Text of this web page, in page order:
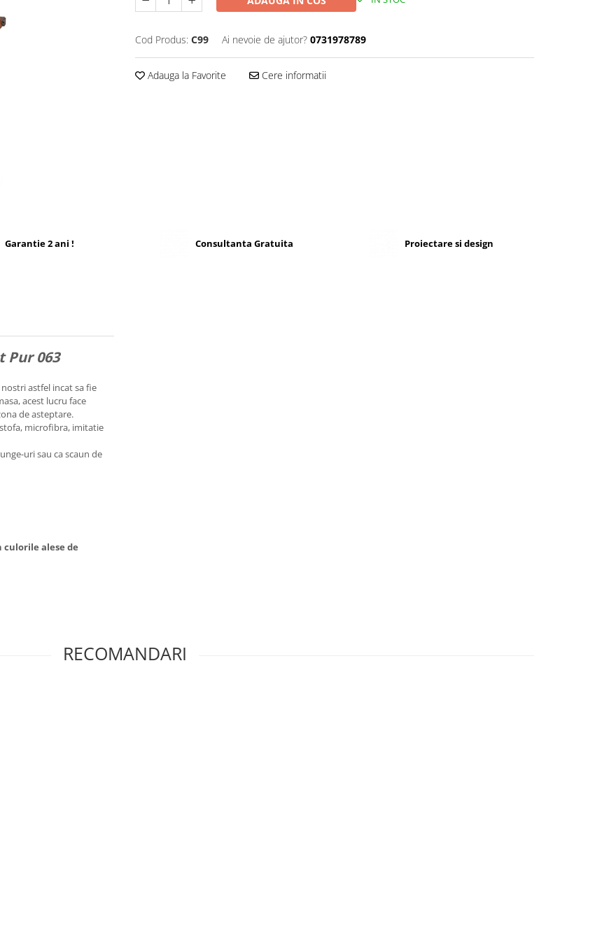
Cod Produs: C99 Ai nevoie de ajutor? 0731978789
Adauga la Favorite Cere informatii
Garantie 2 ani ! Consultanta Gratuita Proiectare si design
063
astfel incat sa fie
acest lucru face
de asteptare.
microfibra, imitatie
uri sau ca scaun de
culorile alese de
RECOMANDARI